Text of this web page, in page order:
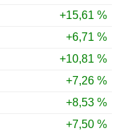
+15,61 %
+6,71 %
+10,81 %
+7,26 %
+8,53 %
+7,50 %